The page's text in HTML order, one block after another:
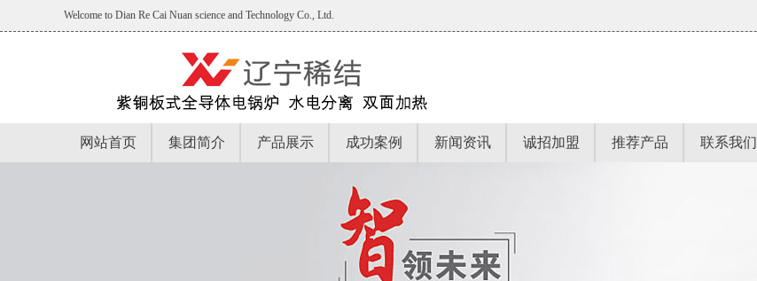
Welcome to Dian Re Cai Nuan science and Technology Co., Ltd.
网站首页 集团简介 产品展示 成功案例 新闻资讯 诚招加盟 推荐产品 联系我们